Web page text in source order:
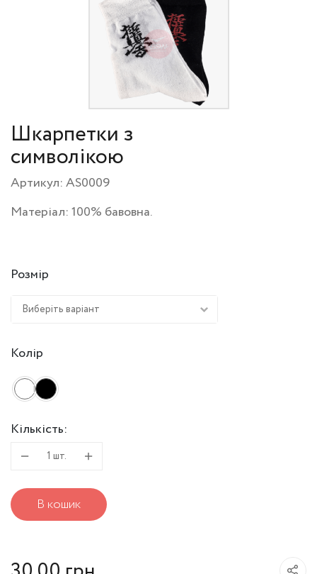
Шкарпетки з
символікою
Артикул: AS0009
Матеріал: 100% бавовна.
Розмір
Виберіть варіант
Колір
Кількість:
1 шт.
Шкарпетки
символікою
В кошик